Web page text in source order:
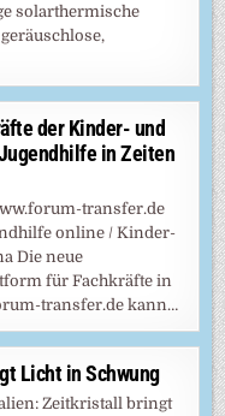
solarthermische
der Kinder- und
in Zeiten
transfer.de
online / Kinder-
Die neue
für Fachkräfte in
transfer.de kann…
Licht in Schwung
Zeitkristall bringt